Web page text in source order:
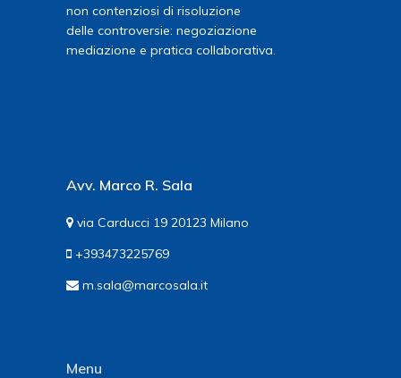
non contenziosi di risoluzione
delle controversie: negoziazione
mediazione e pratica collaborativa.
Avv. Marco R. Sala
via Carducci 19 20123 Milano
+393473225769
m.sala@marcosala.it
Menu